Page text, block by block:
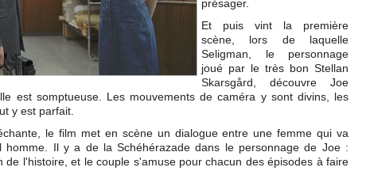
présager.
Et puis vint la première
scène, lors de laquelle
Seligman, le personnage
joué par le très bon Stellan
Skarsgård, découvre Joe
est somptueuse. Les mouvements de caméra y sont divins, les
y est parfait.
le film met en scène un dialogue entre une femme qui va
Il y a de la Schéhérazade dans le personnage de Joe :
de l'histoire, et le couple s'amuse pour chacun des épisodes à faire